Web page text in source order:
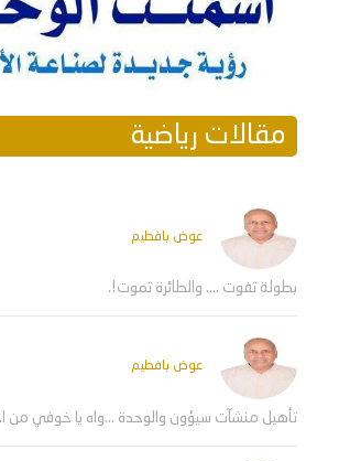
مقالات رياضية
عوض بافطيم
بطولة تفوت .... والطائرة تموت!.
عوض بافطيم
تأهيل منشآت سيؤون والوحدة ...واه يا خوفي من